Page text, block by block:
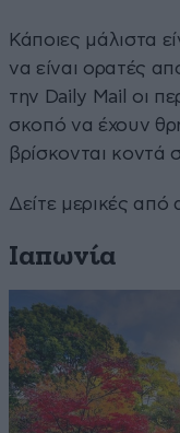
Κάποιες μάλιστα
να είναι ορατές
την Daily Mail οι
σκοπό να έχουν
βρίσκονται κοντά
Δείτε μερικές από
Ιαπωνία